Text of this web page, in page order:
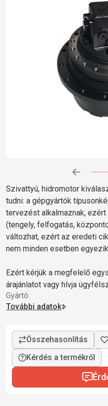
Szivattyú, hidromotor
tudni: a gépgyártók
tervezést alkalmaznak,
(tengely, felfogatás,
változhat, ezért az eredeti
nem minden esetben
Ezért kérjük a megfelelő
árajánlatot vagy hívja
Gyártó:
További adatok
Kérdés a termékről